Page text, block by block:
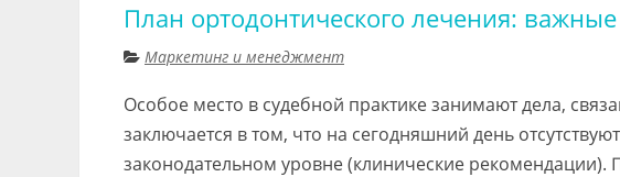
План ортодонтического лечения:
Маркетинг и менеджмент
Особое место в судебной практике занимают дела,
заключается в том, что на сегодняшний день
законодательном уровне (клинические